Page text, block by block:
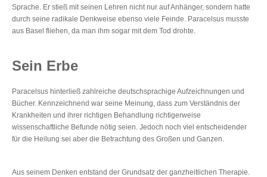
Sprache. Er stieß mit seinen Lehren nicht nur auf Anhänger, sondern hatte
durch seine radikale Denkweise ebenso viele Feinde. Paracelsus musste
aus Basel fliehen, da man ihm sogar mit dem Tod drohte.
Sein Erbe
Paracelsus hinterließ zahlreiche deutschsprachige Aufzeichnungen und
Bücher. Kennzeichnend war seine Meinung, dass zum Verständnis der
Krankheiten und ihrer richtigen Behandlung richtigerweise
wissenschaftliche Befunde nötig seien. Jedoch noch viel entscheidender
für die Heilung sei aber die Betrachtung des Großen und Ganzen.
Aus seinem Denken entstand der Grundsatz der ganzheitlichen Therapie.